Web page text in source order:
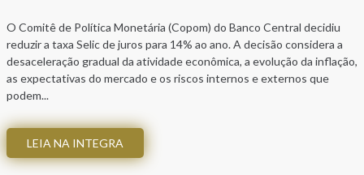
O Comitê de Política Monetária (Copom) do Banco Central decidiu
reduzir a taxa Selic de juros para 14% ao ano. A decisão considera a
desaceleração gradual da atividade econômica, a evolução da inflação,
as expectativas do mercado e os riscos internos e externos que
podem...
LEIA NA INTEGRA